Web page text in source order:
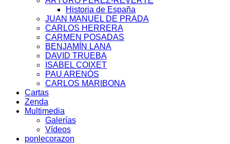
Historia de España
JUAN MANUEL DE PRADA
CARLOS HERRERA
CARMEN POSADAS
BENJAMÍN LANA
DAVID TRUEBA
ISABEL COIXET
PAU ARENÓS
CARLOS MARIBONA
Cartas
Zenda
Multimedia
Galerías
Vídeos
ponlecorazon